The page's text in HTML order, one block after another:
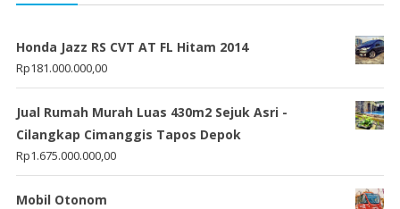
Honda Jazz RS CVT AT FL Hitam 2014
Rp181.000.000,00
Jual Rumah Murah Luas 430m2 Sejuk Asri -
Cilangkap Cimanggis Tapos Depok
Rp1.675.000.000,00
Mobil Otonom